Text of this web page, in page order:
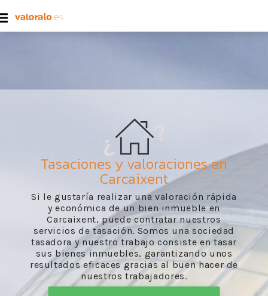
Tasaciones y valoraciones en
Carcaixent
Si le gustaría realizar una valoración rápida
y económica de un bien inmueble en
Carcaixent, puede contratar nuestros
servicios de tasación. Somos una sociedad
tasadora y nuestro trabajo consiste en tasar
sus bienes inmuebles, garantizando unos
resultados eficaces gracias al buen hacer de
nuestros trabajadores.